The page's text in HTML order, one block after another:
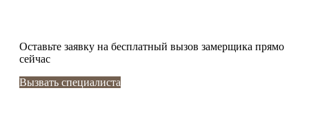
Оставьте заявку на бесплатный вызов замерщика прямо
сейчас
Вызвать специалиста